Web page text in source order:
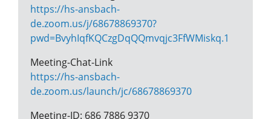
https://hs-ansbach-
de.zoom.us/j/68678869370?
pwd=BvyhIqfKQCzgDqQQmvqjc3FfWMiskq.1
Meeting-Chat-Link
https://hs-ansbach-
de.zoom.us/launch/jc/68678869370
Meeting-ID: 686 7886 9370